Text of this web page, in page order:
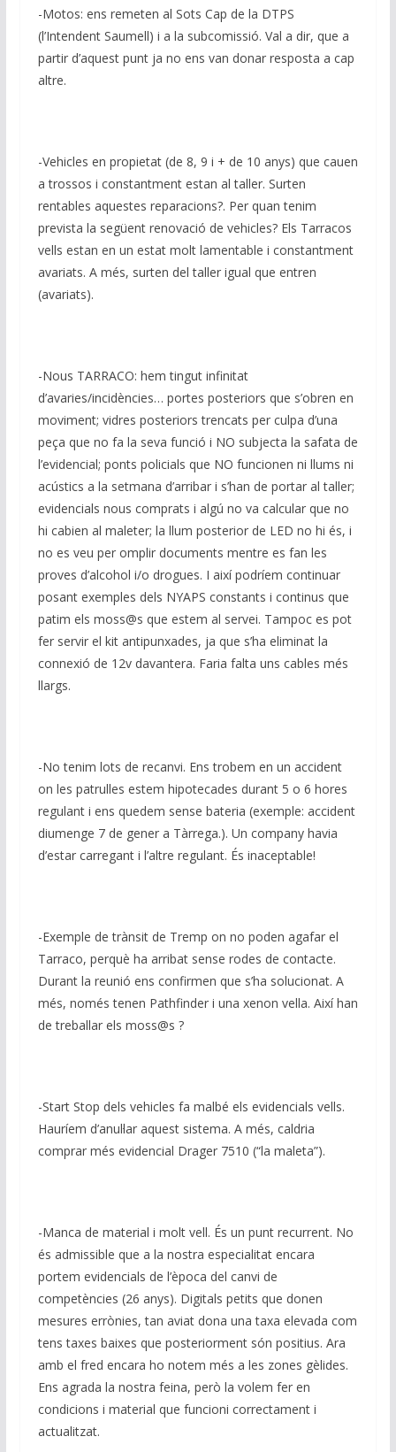
-Motos: ens remeten al Sots Cap de la DTPS
(l’Intendent Saumell) i a la subcomissió. Val a dir, que a
partir d’aquest punt ja no ens van donar resposta a cap
altre.
-Vehicles en propietat (de 8, 9 i + de 10 anys) que cauen
a trossos i constantment estan al taller. Surten
rentables aquestes reparacions?. Per quan tenim
prevista la següent renovació de vehicles? Els Tarracos
vells estan en un estat molt lamentable i constantment
avariats. A més, surten del taller igual que entren
(avariats).
-Nous TARRACO: hem tingut infinitat
d’avaries/incidències… portes posteriors que s’obren en
moviment; vidres posteriors trencats per culpa d’una
peça que no fa la seva funció i NO subjecta la safata de
l’evidencial; ponts policials que NO funcionen ni llums ni
acústics a la setmana d’arribar i s’han de portar al taller;
evidencials nous comprats i algú no va calcular que no
hi cabien al maleter; la llum posterior de LED no hi és, i
no es veu per omplir documents mentre es fan les
proves d’alcohol i/o drogues. I així podríem continuar
posant exemples dels NYAPS constants i continus que
patim els moss@s que estem al servei. Tampoc es pot
fer servir el kit antipunxades, ja que s’ha eliminat la
connexió de 12v davantera. Faria falta uns cables més
llargs.
-No tenim lots de recanvi. Ens trobem en un accident
on les patrulles estem hipotecades durant 5 o 6 hores
regulant i ens quedem sense bateria (exemple: accident
diumenge 7 de gener a Tàrrega.). Un company havia
d’estar carregant i l’altre regulant. És inaceptable!
-Exemple de trànsit de Tremp on no poden agafar el
Tarraco, perquè ha arribat sense rodes de contacte.
Durant la reunió ens confirmen que s’ha solucionat. A
més, només tenen Pathfinder i una xenon vella. Així han
de treballar els moss@s ?
-Start Stop dels vehicles fa malbé els evidencials vells.
Hauríem d’anul·lar aquest sistema. A més, caldria
comprar més evidencial Drager 7510 (“la maleta”).
-Manca de material i molt vell. És un punt recurrent. No
és admissible que a la nostra especialitat encara
portem evidencials de l’època del canvi de
competències (26 anys). Digitals petits que donen
mesures errònies, tan aviat dona una taxa elevada com
tens taxes baixes que posteriorment són positius. Ara
amb el fred encara ho notem més a les zones gèlides.
Ens agrada la nostra feina, però la volem fer en
condicions i material que funcioni correctament i
actualitzat.